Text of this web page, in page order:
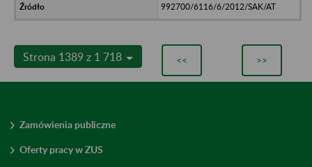
992700/6116/6/2012/SAK/AT
Strona 1389 z 1 718 << >>
Zamówienia publiczne
Oferty pracy w ZUS